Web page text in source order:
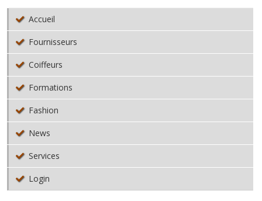
Accueil
Fournisseurs
Coiffeurs
Formations
Fashion
News
Services
Login